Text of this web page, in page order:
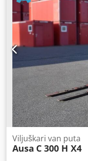
informacija obratite
Ausa Tip: C500 Hx4
proizvoda: Polovno
Nosivost: 4.900 kg
Ukupne dimenzije
izgradnje: 2,77 m
priključivi pogon na
bočni pomak: 0,20
Aoxmh Exjguoa
Viljuškari van puta
Ausa C 300 H X4